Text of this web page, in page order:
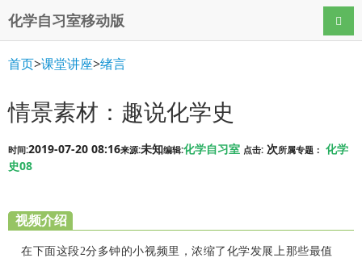
化学自习室移动版 导航
首页>课堂讲座>绪言
情景素材：趣说化学史
时间:2019-07-20 08:16来源:未知编辑:化学自习室 点击: 次所属专题： 化学
史08
视频介绍
在下面这段2分多钟的小视频里，浓缩了化学发展上那些最值